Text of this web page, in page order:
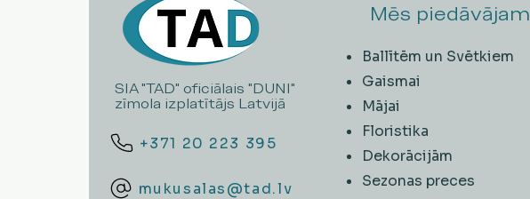
SIA "TAD" oficiālais "DUNI"
zīmola izplatītājs Latvijā
+371 20 223 395
mukusalas@tad.lv
Mēs piedāvājam
Ballītēm un Svētkiem
Gaismai
Mājai
Floristika
Dekorācijām
Sezonas preces